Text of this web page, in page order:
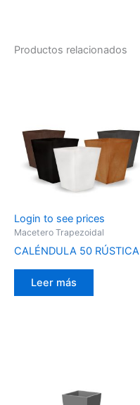
Productos relacionados
Login to see prices
Macetero Trapezoidal
CALÉNDULA 50 RÚSTICA
Leer más